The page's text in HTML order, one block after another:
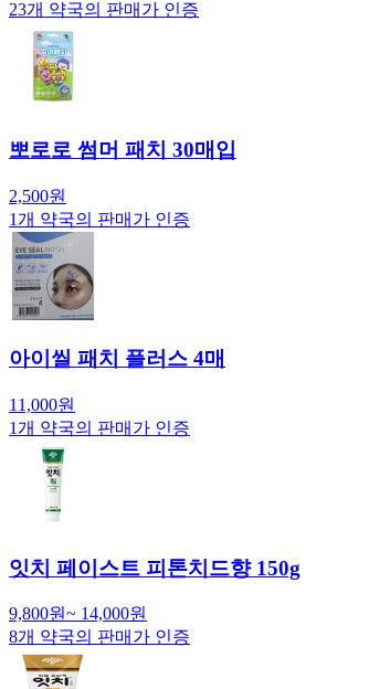
23개 약국의 판매가 인증
뽀로로 썸머 패치 30매입
2,500원
1개 약국의 판매가 인증
아이씰 패치 플러스 4매
11,000원
1개 약국의 판매가 인증
잇치 페이스트 피톤치드향 150g
9,800원~ 14,000원
8개 약국의 판매가 인증